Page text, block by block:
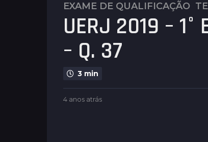
4
a
n
á
EXAME DE QUALIFICAÇÃO ,
UERJ 2019 –
– Q. 37
3 min
b
4 anos atrás